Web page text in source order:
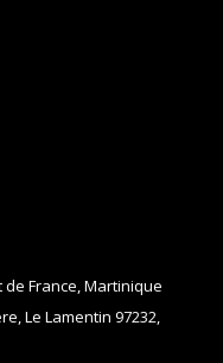
de France, Martinique
Le Lamentin 97232,